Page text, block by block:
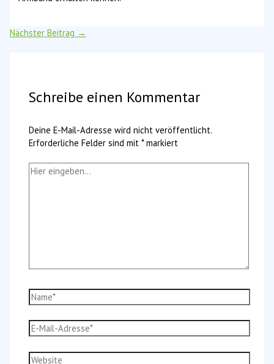
Nächster Beitrag →
Schreibe einen Kommentar
Deine E-Mail-Adresse wird nicht veröffentlicht.
Erforderliche Felder sind mit*markiert
Hier
Name*
E-
Mail-
Adresse*
Website